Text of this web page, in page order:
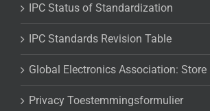
IPC Status of Standardization
IPC Standards Revision Table
Global Electronics Association: Store
Privacy Toestemmingsformulier